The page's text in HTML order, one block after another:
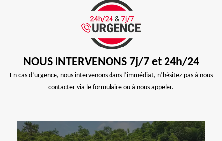
NOUS INTERVENONS 7j/7 et 24h/24
En cas d’urgence, nous intervenons dans l’immédiat, n’hésitez pas à nous
contacter via le formulaire ou à nous appeler.